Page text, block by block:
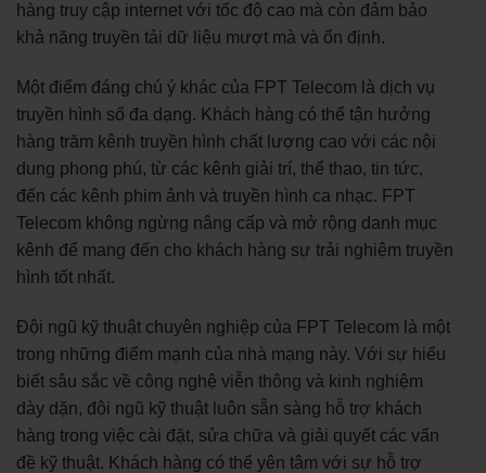
hàng truy cập internet với tốc độ cao mà còn đảm bảo
khả năng truyền tải dữ liệu mượt mà và ổn định.
Một điểm đáng chú ý khác của FPT Telecom là dịch vụ
truyền hình số đa dạng. Khách hàng có thể tận hưởng
hàng trăm kênh truyền hình chất lượng cao với các nội
dung phong phú, từ các kênh giải trí, thể thao, tin tức,
đến các kênh phim ảnh và truyền hình ca nhạc. FPT
Telecom không ngừng nâng cấp và mở rộng danh mục
kênh để mang đến cho khách hàng sự trải nghiệm truyền
hình tốt nhất.
Đội ngũ kỹ thuật chuyên nghiệp của FPT Telecom là một
trong những điểm mạnh của nhà mạng này. Với sự hiểu
biết sâu sắc về công nghệ viễn thông và kinh nghiệm
dày dặn, đội ngũ kỹ thuật luôn sẵn sàng hỗ trợ khách
hàng trong việc cài đặt, sửa chữa và giải quyết các vấn
đề kỹ thuật. Khách hàng có thể yên tâm với sự hỗ trợ